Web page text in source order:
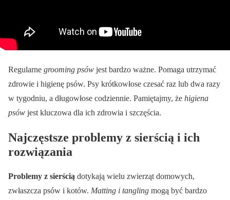
Regularne grooming psów jest bardzo ważne. Pomaga utrzymać
zdrowie i higienę psów. Psy krótkowłose czesać raz lub dwa razy
w tygodniu, a długowłose codziennie. Pamiętajmy, że higiena
psów jest kluczowa dla ich zdrowia i szczęścia.
Najczęstsze problemy z sierścią i ich
rozwiązania
Problemy z sierścią dotykają wielu zwierząt domowych,
zwłaszcza psów i kotów. Matting i tangling mogą być bardzo